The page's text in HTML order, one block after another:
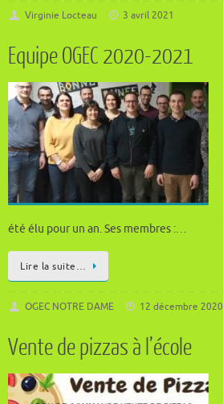
Virginie Locteau 3 avril 2021
Equipe OGEC 2020-2021
été élu pour un an. Ses membres :…
Lire la suite…
OGEC NOTRE DAME 12 décembre 2020
Vente de pizzas à l’école